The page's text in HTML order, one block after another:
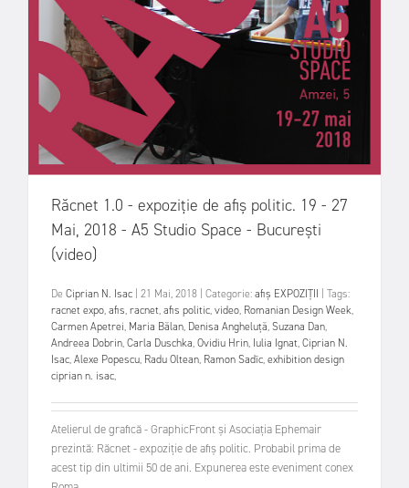
Răcnet 1.0 - expoziție de afiș politic. 19 - 27
Mai, 2018 - A5 Studio Space - București
(video)
De Ciprian N. Isac 21 Mai, 2018 Categorie:afiș EXPOZIȚII
Tags:
racnet expo,afis,racnet,afis politic,video, Romanian Design Week,
Carmen Apetrei, Maria Bălan, Denisa Angheluță,Suzana Dan,
Andreea Dobrin,Carla Duschka,Ovidiu Hrin, Iulia Ignat,Ciprian N.
Isac,Alexe Popescu, Radu Oltean, Ramon Sadîc,exhibition design
ciprian n. isac,
Atelierul de grafică - GraphicFront și Asociația Ephemair
prezintă: Răcnet - expoziție de afiș politic. Probabil prima de
acest tip din ultimii 50 de ani. Expunerea este eveniment conex